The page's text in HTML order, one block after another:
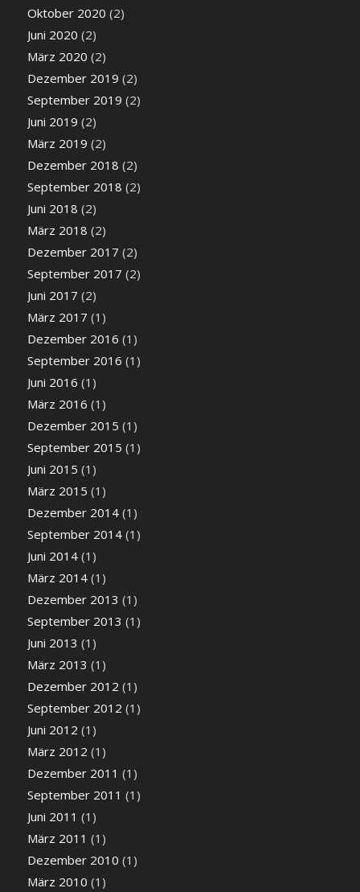
Oktober 2020 (2)
Juni 2020 (2)
März 2020 (2)
Dezember 2019 (2)
September 2019 (2)
Juni 2019 (2)
März 2019 (2)
Dezember 2018 (2)
September 2018 (2)
Juni 2018 (2)
März 2018 (2)
Dezember 2017 (2)
September 2017 (2)
Juni 2017 (2)
März 2017 (1)
Dezember 2016 (1)
September 2016 (1)
Juni 2016 (1)
März 2016 (1)
Dezember 2015 (1)
September 2015 (1)
Juni 2015 (1)
März 2015 (1)
Dezember 2014(1)
September 2014(1)
Juni 2014(1)
März 2014(1)
Dezember 2013 (1)
September 2013 (1)
Juni 2013 (1)
März 2013 (1)
Dezember 2012 (1)
September 2012 (1)
Juni 2012 (1)
März 2012 (1)
Dezember 2011 (1)
September 2011 (1)
Juni 2011 (1)
März 2011 (1)
Dezember 2010 (1)
März 2010 (1)